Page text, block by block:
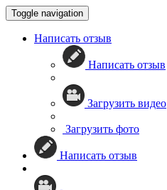
Toggle navigation
Написать отзыв
Написать отзыв
Загрузить видео
Загрузить фото
Написать отзыв